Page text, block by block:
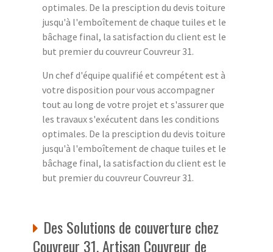
optimales. De la presciption du devis toiture
jusqu'à l'emboîtement de chaque tuiles et le
bâchage final, la satisfaction du client est le
but premier du couvreur Couvreur 31.
Un chef d'équipe qualifié et compétent est à
votre disposition pour vous accompagner
tout au long de votre projet et s'assurer que
les travaux s'exécutent dans les conditions
optimales. De la presciption du devis toiture
jusqu'à l'emboîtement de chaque tuiles et le
bâchage final, la satisfaction du client est le
but premier du couvreur Couvreur 31.
Des Solutions de couverture chez
Couvreur 31, Artisan Couvreur de